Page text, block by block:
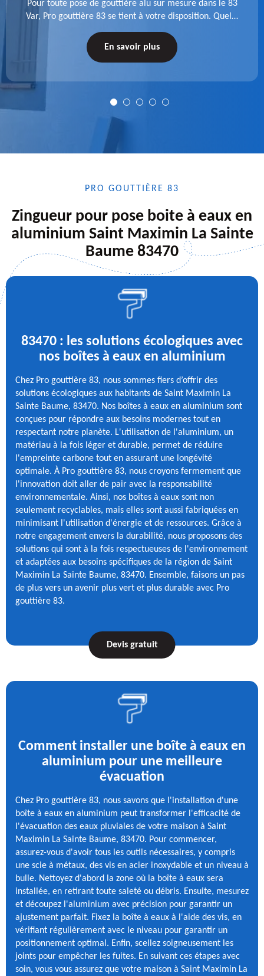
Pour toute pose de gouttière alu sur mesure dans le 83
Var, Pro gouttière 83 se tient à votre disposition. Quelle
nous confiance.
En savoir plus
PRO GOUTTIÈRE 83
Zingueur pour pose boite à eaux en
aluminium Saint Maximin La Sainte
Baume 83470
83470 : les solutions écologiques avec
nos boîtes à eaux en aluminium
Chez Pro gouttière 83, nous sommes fiers d’offrir des
solutions écologiques aux habitants de Saint Maximin La
Sainte Baume, 83470. Nos boîtes à eaux en aluminium sont
conçues pour répondre aux besoins modernes tout en
respectant notre planète. L'utilisation de l'aluminium, un
matériau à la fois léger et durable, permet de réduire
l'empreinte carbone tout en assurant une longévité
optimale. À Pro gouttière 83, nous croyons fermement que
l'innovation doit aller de pair avec la responsabilité
environnementale. Ainsi, nos boîtes à eaux sont non
seulement recyclables, mais elles sont aussi fabriquées en
minimisant l'utilisation d'énergie et de ressources. Grâce à
notre engagement envers la durabilité, nous proposons des
solutions qui sont à la fois respectueuses de l'environnement
et adaptées aux besoins spécifiques de la région de Saint
Maximin La Sainte Baume, 83470. Ensemble, faisons un pas
de plus vers un avenir plus vert et plus durable avec Pro
gouttière 83.
Devis gratuit
Comment installer une boîte à eaux en
aluminium pour une meilleure
évacuation
Chez Pro gouttière 83, nous savons que l'installation d'une
boîte à eaux en aluminium peut transformer l'efficacité de
l'évacuation des eaux pluviales de votre maison à Saint
Maximin La Sainte Baume, 83470. Pour commencer,
assurez-vous d'avoir tous les outils nécessaires, y compris
une scie à métaux, des vis en acier inoxydable et un niveau à
bulle. Nettoyez d'abord la zone où la boîte à eaux sera
installée, en retirant toute saleté ou débris. Ensuite, mesurez
et découpez l'aluminium avec précision pour garantir un
ajustement parfait. Fixez la boîte à eaux à l'aide des vis, en
vérifiant régulièrement avec le niveau pour garantir un
positionnement optimal. Enfin, scellez soigneusement les
joints pour empêcher les fuites. En suivant ces étapes avec
soin, vous vous assurez que votre maison à Saint Maximin La